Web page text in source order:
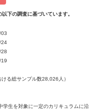
下の調査に基づいています。
24
る総サンプル数28,026人）
学生を対象に一定のカリキュラムに沿